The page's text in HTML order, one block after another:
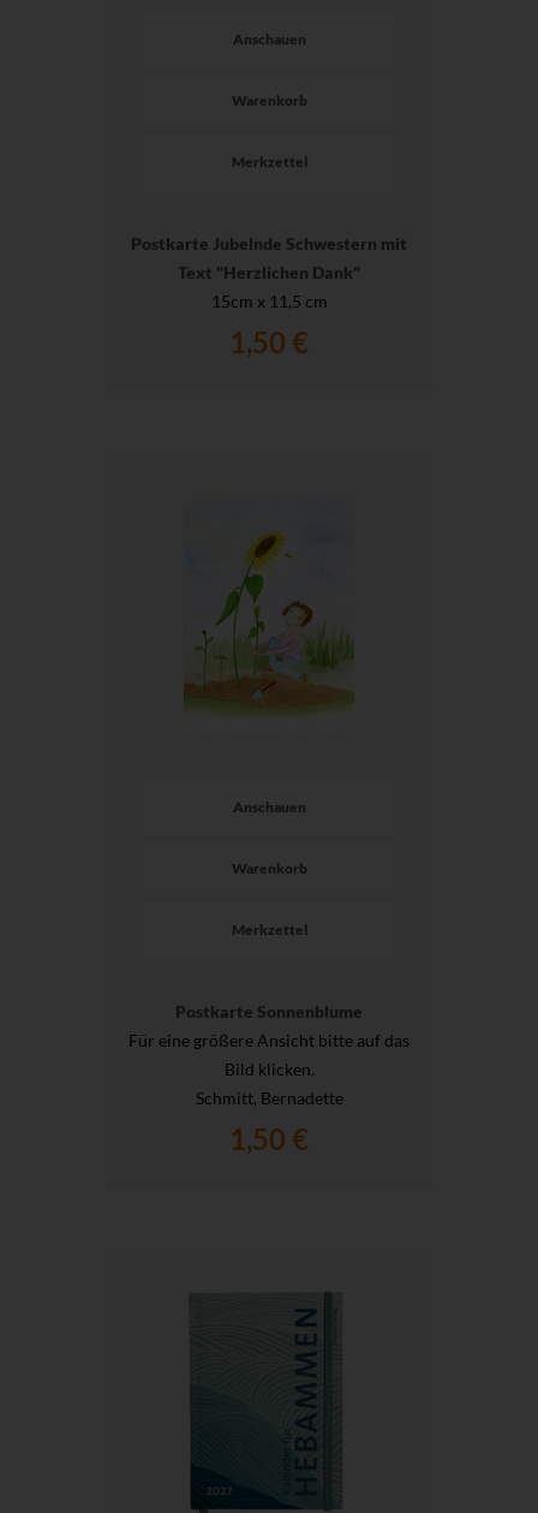
Anschauen
Warenkorb
Merkzettel
Postkarte Jubelnde Schwestern mit
Text "Herzlichen Dank"
15cm x 11,5 cm
1,50 €
Anschauen
Warenkorb
Merkzettel
Postkarte Sonnenblume
Für eine größere Ansicht bitte auf das
Bild klicken.
Schmitt, Bernadette
1,50 €